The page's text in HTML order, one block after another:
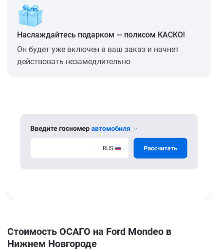
Наслаждайтесь подарком — полисом КАСКО!
Он будет уже включен в ваш заказ и начнет
действовать незамедлительно
Стоимость ОСАГО на Ford Mondeo в
Нижнем Новгороде